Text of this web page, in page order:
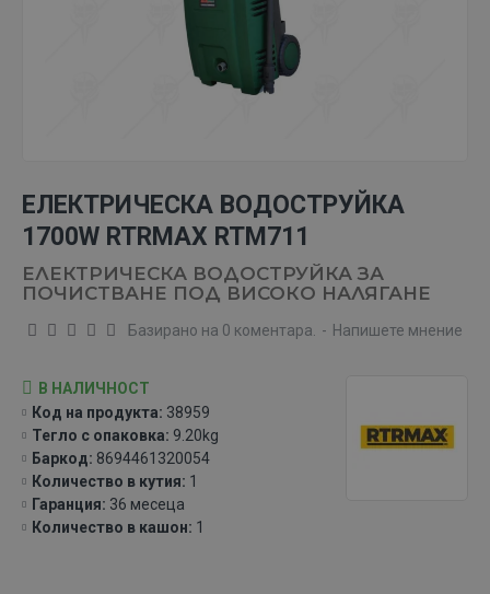
ЕЛЕКТРИЧЕСКА ВОДОСТРУЙКА
1700W RTRMAX RTM711
ЕЛЕКТРИЧЕСКА ВОДОСТРУЙКА ЗА
ПОЧИСТВАНЕ ПОД ВИСОКО НАЛЯГАНЕ
В НАЛИЧНОСТ
Код на продукта: 38959
Тегло с опаковка: 9.20kg
Баркод: 8694461320054
Количество в кашон: 1
Количество в кутия: 1
Гаранция: 36 месеца
Базирано на 0 коментара. - Напишете мнение